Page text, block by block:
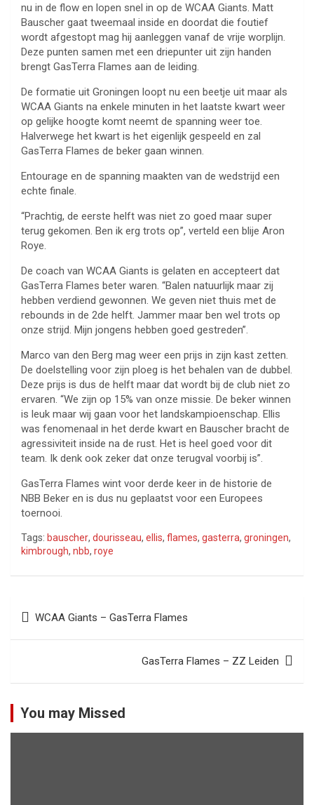
nu in de flow en lopen snel in op de WCAA Giants. Matt
Bauscher gaat tweemaal inside en doordat die foutief
wordt afgestopt mag hij aanleggen vanaf de vrije worplijn.
Deze punten samen met een driepunter uit zijn handen
brengt GasTerra Flames aan de leiding.
De formatie uit Groningen loopt nu een beetje uit maar als
WCAA Giants na enkele minuten in het laatste kwart weer
op gelijke hoogte komt neemt de spanning weer toe.
Halverwege het kwart is het eigenlijk gespeeld en zal
GasTerra Flames de beker gaan winnen.
Entourage en de spanning maakten van de wedstrijd een
echte finale.
“Prachtig, de eerste helft was niet zo goed maar super
terug gekomen. Ben ik erg trots op”, verteld een blije Aron
Roye.
De coach van WCAA Giants is gelaten en accepteert dat
GasTerra Flames beter waren. “Balen natuurlijk maar zij
hebben verdiend gewonnen. We geven niet thuis met de
rebounds in de 2de helft. Jammer maar ben wel trots op
onze strijd. Mijn jongens hebben goed gestreden”.
Marco van den Berg mag weer een prijs in zijn kast zetten.
De doelstelling voor zijn ploeg is het behalen van de dubbel.
Deze prijs is dus de helft maar dat wordt bij de club niet zo
ervaren. “We zijn op 15% van onze missie. De beker winnen
is leuk maar wij gaan voor het landskampioenschap. Ellis
was fenomenaal in het derde kwart en Bauscher bracht de
agressiviteit inside na de rust. Het is heel goed voor dit
team. Ik denk ook zeker dat onze terugval voorbij is”.
GasTerra Flames wint voor derde keer in de historie de
NBB Beker en is dus nu geplaatst voor een Europees
toernooi.
Tags: bauscher, dourisseau, ellis, flames, gasterra, groningen,
kimbrough, nbb, roye
WCAA Giants – GasTerra Flames
GasTerra Flames – ZZ Leiden
You may Missed